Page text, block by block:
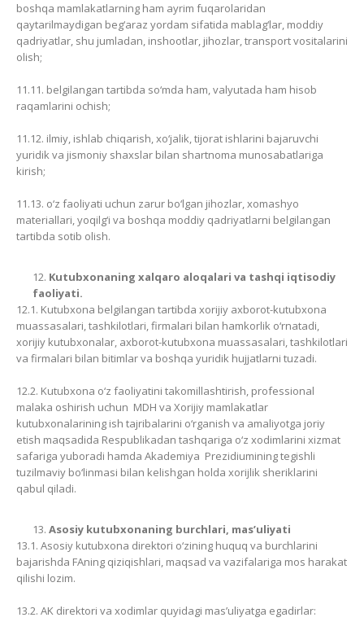
boshqa mamlakatlarning ham ayrim fuqarolaridan
qaytarilmaydigan beg‘araz yordam sifatida mablag‘lar, moddiy
qadriyatlar, shu jumladan, inshootlar, jihozlar, transport vositalarini
olish;
11.11. belgilangan tartibda so‘mda ham, valyutada ham hisob
raqamlarini ochish;
11.12. ilmiy, ishlab chiqarish, xo‘jalik, tijorat ishlarini bajaruvchi
yuridik va jismoniy shaxslar bilan shartnoma munosabatlariga
kirish;
11.13. o‘z faoliyati uchun zarur bo‘lgan jihozlar, xomashyo
materiallari, yoqilg‘i va boshqa moddiy qadriyatlarni belgilangan
tartibda sotib olish.
Kutubxonaning xalqaro aloqalari va tashqi iqtisodiy
faoliyati.
12.1. Kutubxona belgilangan tartibda xorijiy axborot-kutubxona
muassasalari, tashkilotlari, firmalari bilan hamkorlik o‘rnatadi,
xorijiy kutubxonalar, axborot-kutubxona muassasalari, tashkilotlari
va firmalari bilan bitimlar va boshqa yuridik hujjatlarni tuzadi.
12.2. Kutubxona o‘z faoliyatini takomillashtirish, professional
malaka oshirish uchun MDH va Xorijiy mamlakatlar
kutubxonalarining ish tajribalarini o‘rganish va amaliyotga joriy
etish maqsadida Respublikadan tashqariga o‘z xodimlarini xizmat
safariga yuboradi hamda Akademiya Prezidiumining tegishli
tuzilmaviy bo‘linmasi bilan kelishgan holda xorijlik sheriklarini
qabul qiladi.
Asosiy kutubxonaning burchlari, mas’uliyati
13.1. Asosiy kutubxona direktori o‘zining huquq va burchlarini
bajarishda FAning qiziqishlari, maqsad va vazifalariga mos harakat
qilishi lozim.
13.2. AK direktori va xodimlar quyidagi mas’uliyatga egadirlar: